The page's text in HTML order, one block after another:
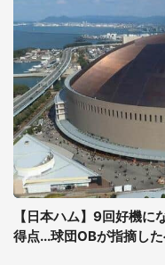
【日本ハム】9回好機
得点...球団OBが指摘した